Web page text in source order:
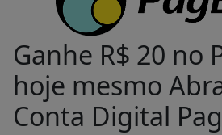
Ganhe R$ 20 no
hoje mesmo
Conta Digital